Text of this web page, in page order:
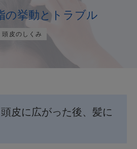
の挙動とトラブル
頭皮のしくみ
皮に広がった後、髪に